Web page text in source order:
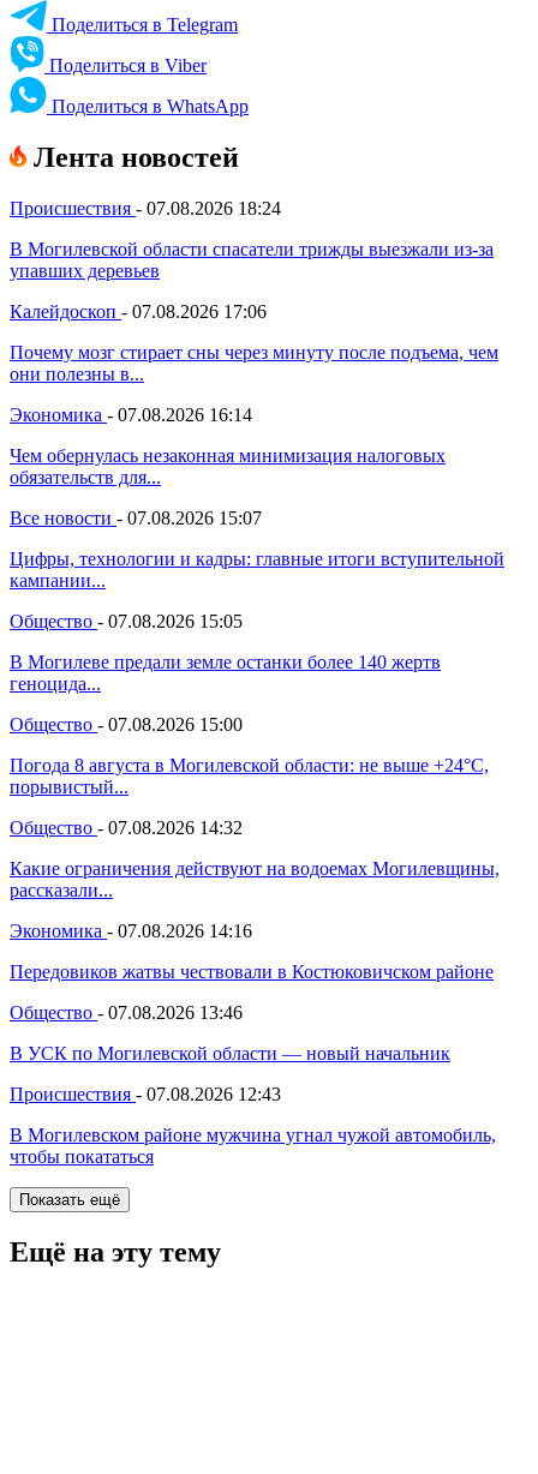
Поделиться в Telegram
Поделиться в Viber
Поделиться в WhatsApp
Лента новостей
Происшествия - 07.08.2026 18:24
В Могилевской области спасатели трижды выезжали из-за
упавших деревьев
Калейдоскоп - 07.08.2026 17:06
Почему мозг стирает сны через минуту после подъема, чем
они полезны в...
Экономика - 07.08.2026 16:14
Чем обернулась незаконная минимизация налоговых
обязательств для...
Все новости - 07.08.2026 15:07
Цифры, технологии и кадры: главные итоги вступительной
кампании...
Общество - 07.08.2026 15:05
В Могилеве предали земле останки более 140 жертв
геноцида...
Общество - 07.08.2026 15:00
Погода 8 августа в Могилевской области: не выше +24°С,
порывистый...
Общество - 07.08.2026 14:32
Какие ограничения действуют на водоемах Могилевщины,
рассказали...
Экономика - 07.08.2026 14:16
Передовиков жатвы чествовали в Костюковичском районе
Общество - 07.08.2026 13:46
В УСК по Могилевской области — новый начальник
Происшествия - 07.08.2026 12:43
В Могилевском районе мужчина угнал чужой автомобиль,
чтобы покататься
Показать ещё
Ещё на эту тему